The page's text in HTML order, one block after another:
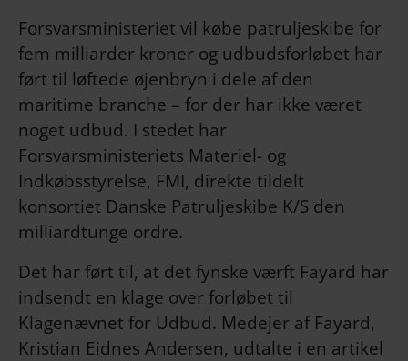
Forsvarsministeriet vil købe patruljeskibe for
fem milliarder kroner og udbudsforløbet har
ført til løftede øjenbryn i dele af den
maritime branche – for der har ikke været
noget udbud. I stedet har
Forsvarsministeriets Materiel- og
Indkøbsstyrelse, FMI, direkte tildelt
konsortiet Danske Patruljeskibe K/S den
milliardtunge ordre.
Det har ført til, at det fynske værft Fayard har
indsendt en klage over forløbet til
Klagenævnet for Udbud. Medejer af Fayard,
Kristian Eidnes Andersen, udtalte i en artikel